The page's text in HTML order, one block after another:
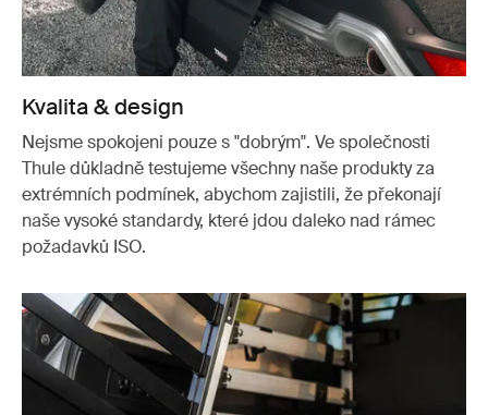
Kvalita & design
Nejsme spokojeni pouze s "dobrým". Ve společnosti
Thule důkladně testujeme všechny naše produkty za
extrémních podmínek, abychom zajistili, že překonají
naše vysoké standardy, které jdou daleko nad rámec
požadavků ISO.